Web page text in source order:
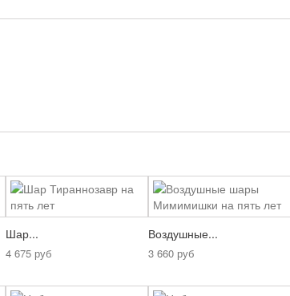
Шар...
4 675 руб
Воздушные...
3 660 руб